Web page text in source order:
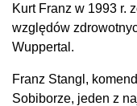
Kurt Franz w 1993 r.
względów
Wuppertal.
Franz Stangl,
Sobiborze, jeden z